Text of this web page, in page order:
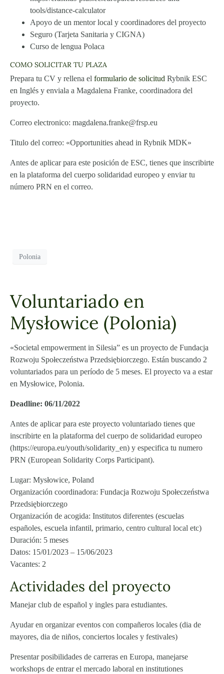
tools/distance-calculator
Apoyo de un mentor local y coordinadores del proyecto
Seguro (Tarjeta Sanitaria y CIGNA)
Curso de lengua Polaca
COMO SOLICITAR TU PLAZA
Prepara tu CV y rellena el formulario de solicitud Rybnik ESC
en Inglés y enviala a Magdalena Franke, coordinadora del
proyecto.
Correo electronico: magdalena.franke@frsp.eu
Titulo del correo: «Opportunities ahead in Rybnik MDK»
Antes de aplicar para este posición de ESC, tienes que inscribirte
en la plataforma del cuerpo solidaridad europeo y enviar tu
número PRN en el correo.
Polonia
Voluntariado en
Mysłowice (Polonia)
«Societal empowerment in Silesia” es un proyecto de Fundacja
Rozwoju Społeczeństwa Przedsiębiorczego. Están buscando 2
voluntariados para un período de 5 meses. El proyecto va a estar
en Mysłowice, Polonia.
Deadline: 06/11/2022
Antes de aplicar para este proyecto voluntariado tienes que
inscribirte en la plataforma del cuerpo de solidaridad europeo
(https://europa.eu/youth/solidarity_en) y especifica tu numero
PRN (European Solidarity Corps Participant).
Lugar: Mysłowice, Poland
Organización coordinadora: Fundacja Rozwoju Społeczeństwa
Przedsiębiorczego
Organización de acogida: Institutos diferentes (escuelas
españoles, escuela infantil, primario, centro cultural local etc)
Duración: 5 meses
Datos: 15/01/2023 – 15/06/2023
Vacantes: 2
Actividades del proyecto
Manejar club de español y ingles para estudiantes.
Ayudar en organizar eventos con compañeros locales (dia de
mayores, dia de niños, conciertos locales y festivales)
Presentar posibilidades de carreras en Europa, manejarse
workshops de entrar el mercado laboral en institutiones